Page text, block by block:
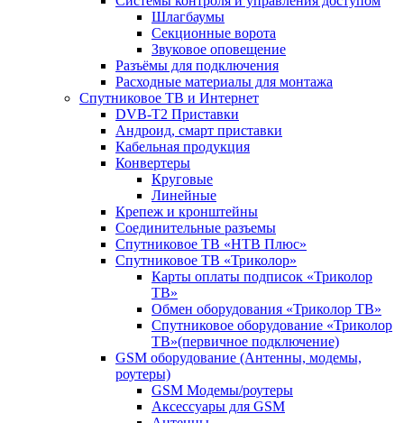
Шлагбаумы
Секционные ворота
Звуковое оповещение
Разъёмы для подключения
Расходные материалы для монтажа
Спутниковое ТВ и Интернет
DVB-Т2 Приставки
Андроид, смарт приставки
Кабельная продукция
Конвертеры
Круговые
Линейные
Крепеж и кронштейны
Соединительные разъемы
Спутниковое ТВ «НТВ Плюс»
Спутниковое ТВ «Триколор»
Карты оплаты подписок «Триколор
ТВ»
Обмен оборудования «Триколор ТВ»
Спутниковое оборудование «Триколор
ТВ»(первичное подключение)
GSM оборудование (Антенны, модемы,
роутеры)
GSM Модемы/роутеры
Аксессуары для GSM